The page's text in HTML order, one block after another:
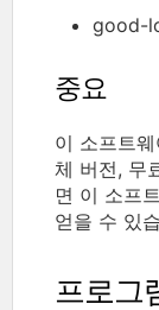
good-
중요
이 소프트
체 버전, 무
면 이 소프
얻을 수 있
프로그